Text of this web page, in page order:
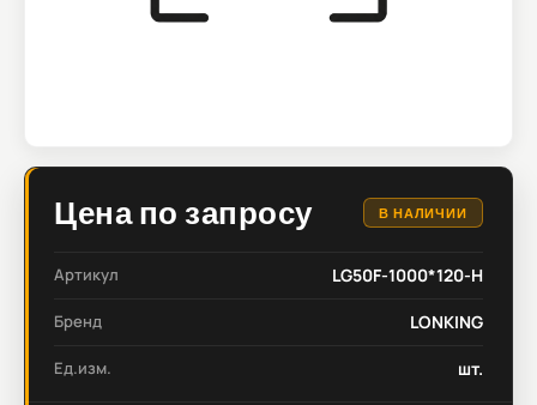
Цена по запросу В НАЛИЧИИ
Артикул LG50F-1000*120-H
Бренд LONKING
Ед.изм. шт.